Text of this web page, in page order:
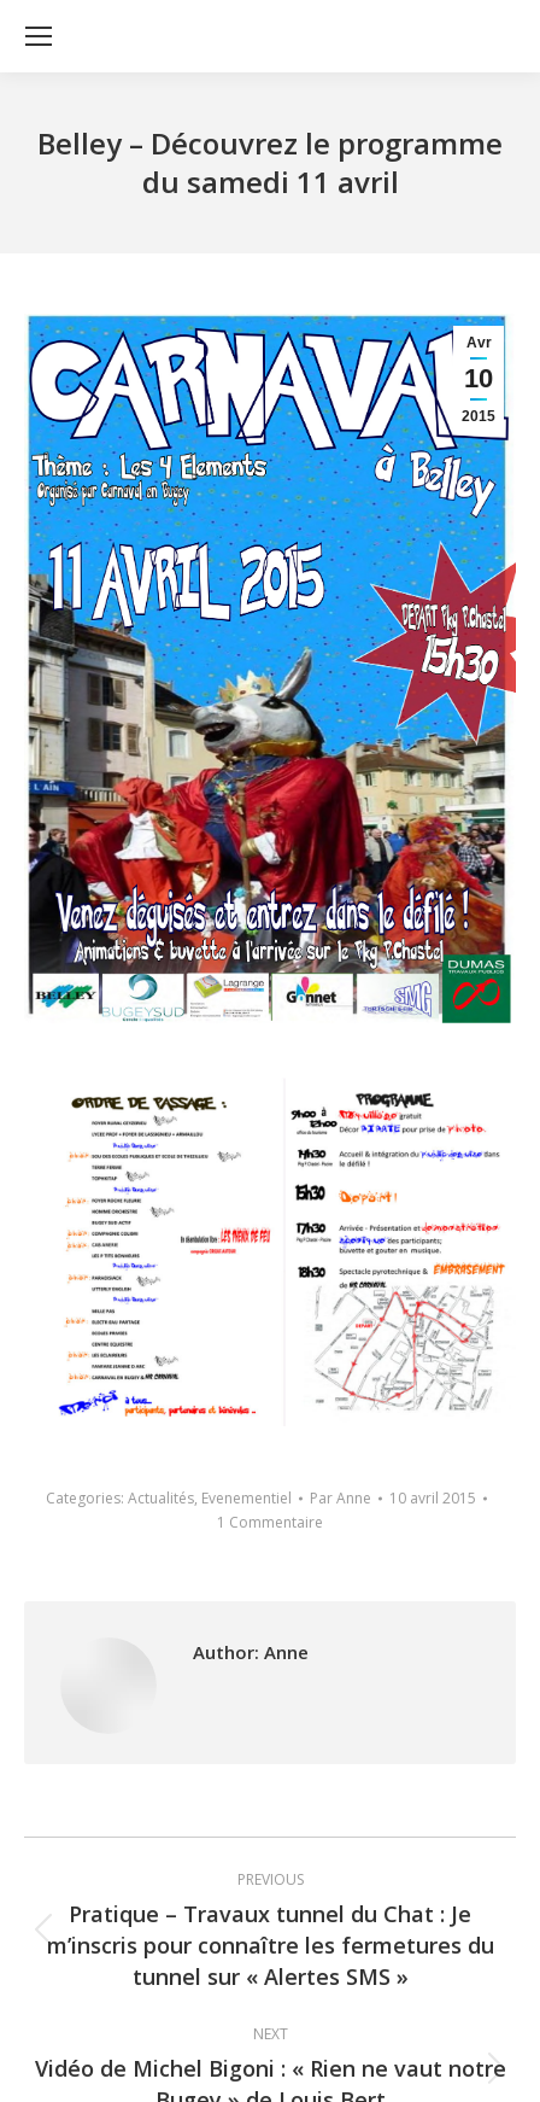
Belley – Découvrez le programme
du samedi 11 avril
Avr
10
2015
Categories: Actualités, Evenementiel ParAnne
10 avril 2015
1 Commentaire
Author: Anne
navigation
PREVIOUS
Previous
post:
Pratique – Travaux tunnel du Chat : Je
m’inscris pour connaître les fermetures du
tunnel sur « Alertes SMS »
NEXT
Next
Vidéo de Michel Bigoni : « Rien ne vaut notre